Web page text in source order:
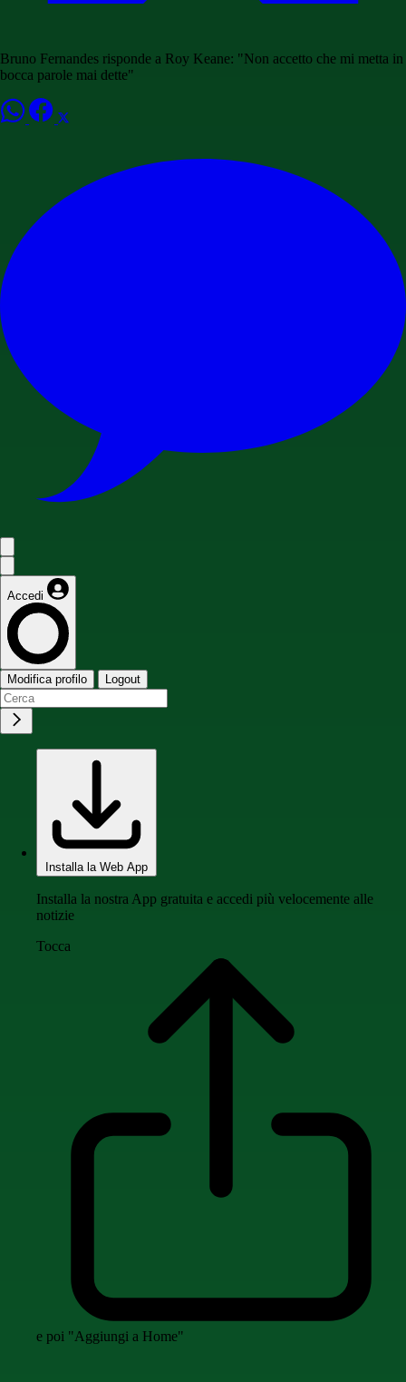
Bruno Fernandes risponde a Roy Keane: "Non accetto che mi metta in
bocca parole mai dette"
Accedi
Modifica profilo Logout
Installa la Web App
Installa la nostra App gratuita e accedi più velocemente alle
notizie
Tocca
e poi "Aggiungi a Home"